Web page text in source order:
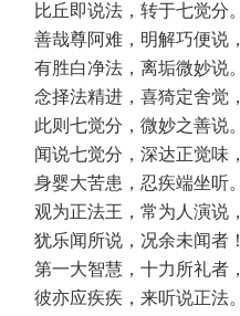
比丘即说法，转于七觉分。
善哉尊阿难，明解巧便说，
有胜白净法，离垢微妙说。
念择法精进，喜猗定舍觉，
此则七觉分，微妙之善说。
闻说七觉分，深达正觉味，
身婴大苦患，忍疾端坐听。
观为正法王，常为人演说，
犹乐闻所说，况余未闻者！
第一大智慧，十力所礼者，
彼亦应疾疾，来听说正法。